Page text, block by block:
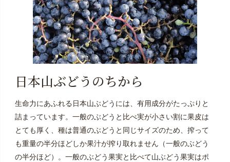
日本山ぶどうのちから
生命力にあふれる日本山ぶどうには、有用成分がたっぷりと
詰まっています。一般のぶどうと比べ実が小さい割に果皮は
とても厚く、種は普通のぶどうと同じサイズのため、搾って
も重量の半分ほどしか果汁が搾り取れません（一般のぶどう
の半分ほど）。一般のぶどう果実と比べて山ぶどう果実はポ